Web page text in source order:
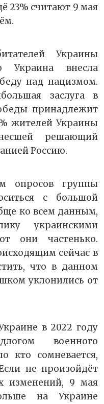
23% считают 9 мая
Украины
Украина внесла
над нацизмом.
заслуга в
принадлежит
жителей Украины
решающий
Россию.
опросов группы
с большой
ко всем данным,
украинскими
они частенько.
сейчас в
что в данном
уклонились от
в 2022 году
военного
кто сомневается,
не произойдёт
изменений, 9 мая
на Украине